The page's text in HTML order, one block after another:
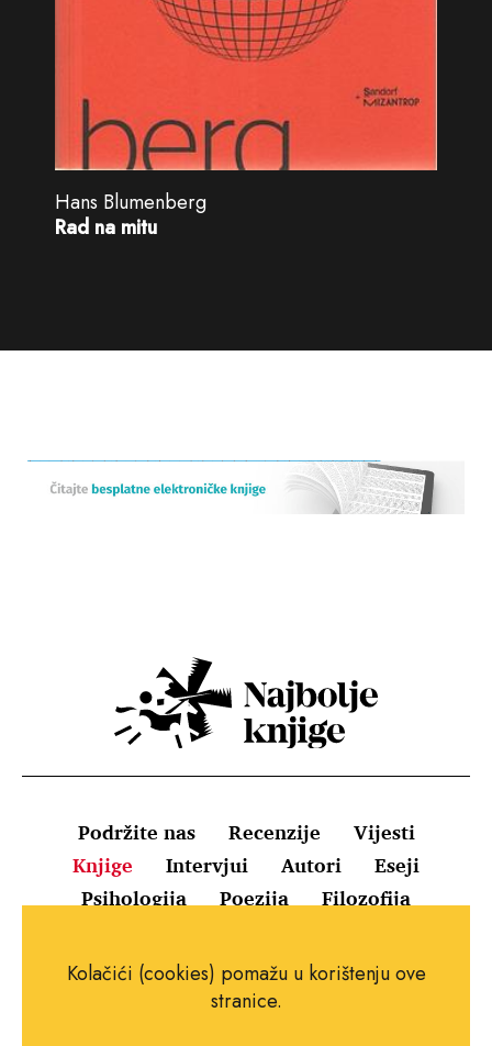
Hans Blumenberg
Rad na mitu
Podržite nas Recenzije
Vijesti
Knjige
Intervjui Autori
Eseji
Psihologija
Poezija Filozofija
Uvjeti korištenja
Pravila o kolačićima
Impressum
Kolačići (cookies) pomažu u korištenju ove
stranice.